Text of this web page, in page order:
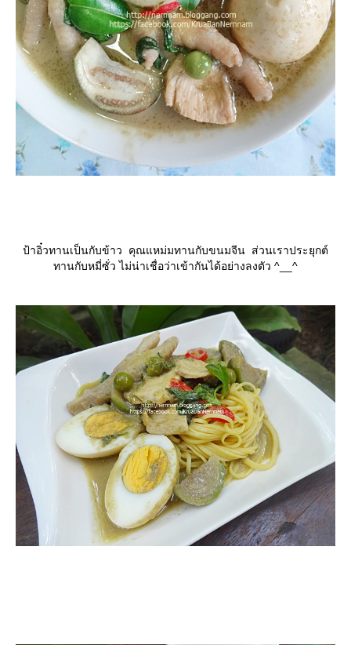
ป้าอิ๋วทานเป็นกับข้าว คุณแหม่มทานกับขนมจีน ส่วนเราประยุกต์
ทานกับหมี่ซั่ว ไม่น่าเชื่อว่าเข้ากันได้อย่างลงตัว ^__^